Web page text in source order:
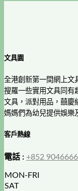
文具園
全港創新第一間網上文
搜羅一些實用文具同有
文具，派對用品，囍慶
媽媽們為幼兒提供娛樂
客戶熱線
電話 : +852
MON-FRI
SAT